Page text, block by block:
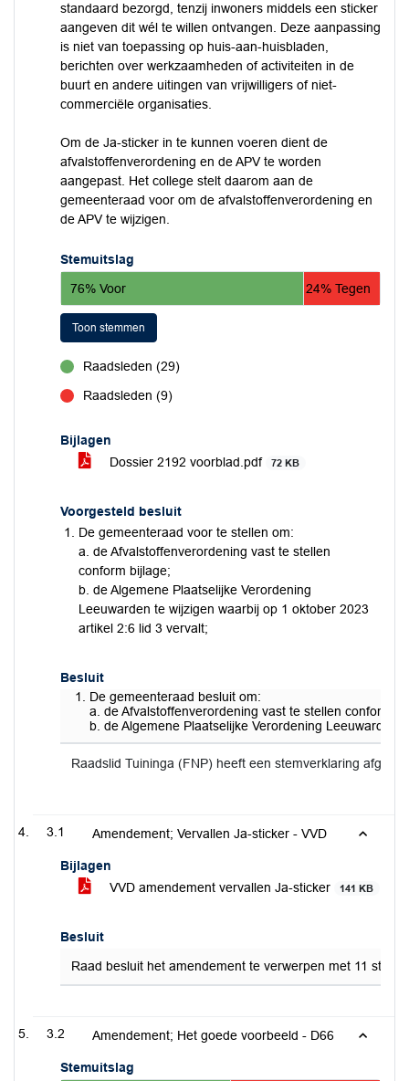
standaard bezorgd, tenzij inwoners middels een sticker
aangeven dit wél te willen ontvangen. Deze aanpassing
is niet van toepassing op huis-aan-huisbladen,
berichten over werkzaamheden of activiteiten in de
buurt en andere uitingen van vrijwilligers of niet-
commerciële organisaties.
Om de Ja-sticker in te kunnen voeren dient de
afvalstoffenverordening en de APV te worden
aangepast. Het college stelt daarom aan de
gemeenteraad voor om de afvalstoffenverordening en
de APV te wijzigen.
Stemuitslag
76% Voor
24% Tegen
Toon stemmen
Raadsleden (29)
Raadsleden (9)
Bijlagen
Dossier 2192 voorblad.pdf
72 KB
Voorgesteld besluit
De gemeenteraad voor te stellen om:
a. de Afvalstoffenverordening vast te stellen
conform bijlage;
b. de Algemene Plaatselijke Verordening
Leeuwarden te wijzigen waarbij op 1 oktober 2023
artikel 2:6 lid 3 vervalt;
Besluit
De gemeenteraad besluit om:
a. de Afvalstoffenverordening vast te stellen conform
b. de Algemene Plaatselijke Verordening
Raadslid Tuininga (FNP) heeft een stemverklaring
3.1 Amendement; Vervallen Ja-sticker - VVD
Bijlagen
VVD amendement vervallen Ja-sticker
141 KB
Besluit
Raad besluit het amendement te verwerpen met 11
3.2 Amendement; Het goede voorbeeld - D66
Stemuitslag